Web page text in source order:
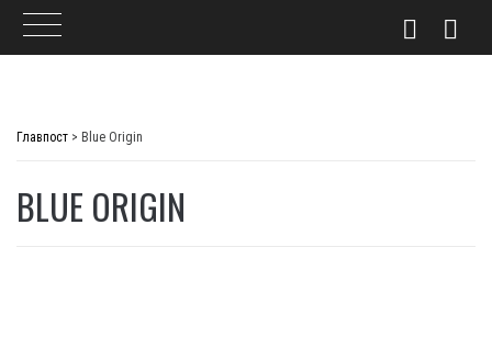
Главпост > Blue Origin
BLUE ORIGIN